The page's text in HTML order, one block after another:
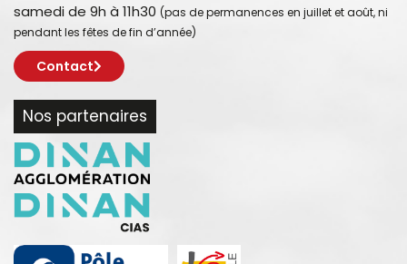
samedi de 9h à 11h30 (pas de permanences en juillet et août, ni
pendant les fêtes de fin d’année)
Contact
Nos partenaires